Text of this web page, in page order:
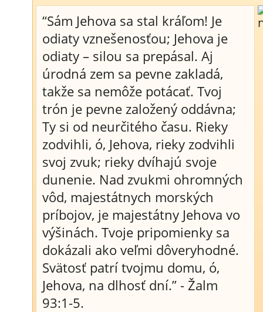
“Sám Jehova sa stal kráľom! Je
odiaty vznešenosťou; Jehova je
odiaty – silou sa prepásal. Aj
úrodná zem sa pevne zakladá,
takže sa nemôže potácať. Tvoj
trón je pevne založený oddávna;
Ty si od neurčitého času. Rieky
zodvihli, ó, Jehova, rieky zodvihli
svoj zvuk; rieky dvíhajú svoje
dunenie. Nad zvukmi ohromných
vôd, majestátnych morských
príbojov, je majestátny Jehova vo
výšinách. Tvoje pripomienky sa
dokázali ako veľmi dôveryhodné.
Svätosť patrí tvojmu domu, ó,
Jehova, na dlhosť dní.” - Žalm
93:1-5.